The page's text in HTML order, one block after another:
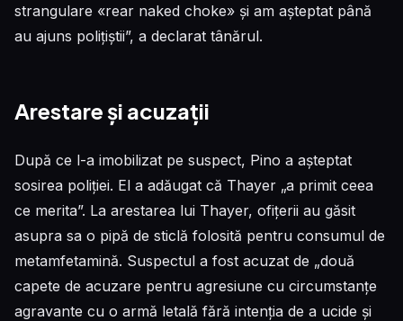
strangulare «rear naked choke» și am așteptat până
au ajuns polițiștii”, a declarat tânărul.
Arestare și acuzații
După ce l-a imobilizat pe suspect, Pino a așteptat
sosirea poliției. El a adăugat că Thayer „a primit ceea
ce merita”. La arestarea lui Thayer, ofițerii au găsit
asupra sa o pipă de sticlă folosită pentru consumul de
metamfetamină. Suspectul a fost acuzat de „două
capete de acuzare pentru agresiune cu circumstanțe
agravante cu o armă letală fără intenția de a ucide și